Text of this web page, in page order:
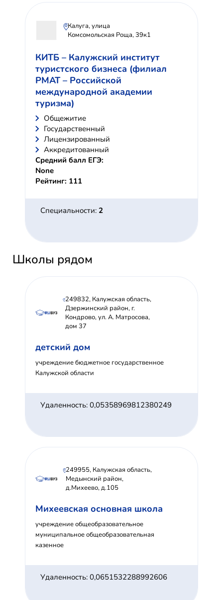
Калуга, улица
Комсомольская Роща, 39к1
КИТБ – Калужский институт
туристского бизнеса (филиал
РМАТ – Российской
международной академии
туризма)
Общежитие
Государственный
Лицензированный
Аккредитованный
Средний балл ЕГЭ:
None
Рейтинг: 111
Специальности: 2
Школы рядом
249832, Калужская область,
Дзержинский район, г.
Кондрово, ул. А. Матросова,
дом 37
детский дом
учреждение бюджетное государственное
Калужской области
Удаленность: 0,05358969812380249
249955, Калужская область,
Медынский район,
д.Михеево, д.105
Михеевская основная школа
учреждение общеобразовательное
муниципальное общеобразовательная
казенное
Удаленность: 0,0651532288992606